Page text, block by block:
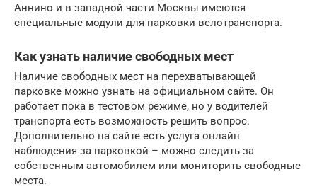
Аннино и в западной части Москвы имеются
специальные модули для парковки велотранспорта.
Как узнать наличие свободных мест
Наличие свободных мест на перехватывающей
парковке можно узнать на официальном сайте. Он
работает пока в тестовом режиме, но у водителей
транспорта есть возможность решить вопрос.
Дополнительно на сайте есть услуга онлайн
наблюдения за парковкой – можно следить за
собственным автомобилем или мониторить свободные
места.